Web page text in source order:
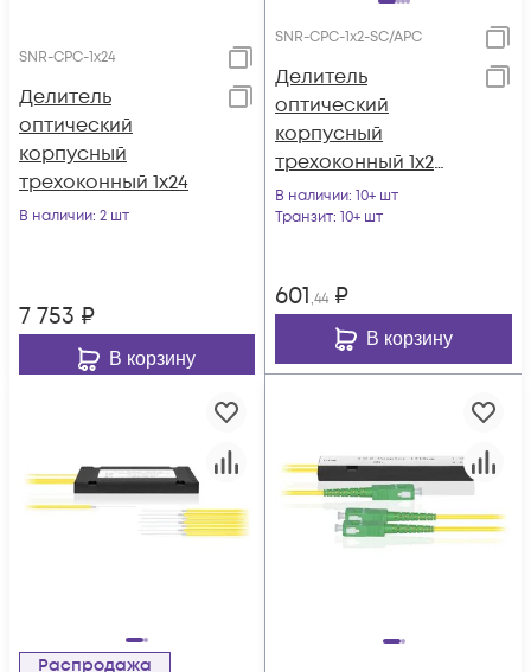
SNR-CPC-1x24
Делитель
оптический
корпусный
трехоконный 1х24
В наличии: 2 шт
7 753 ₽
В корзину
SNR-CPC-1x2-SC/APC
Делитель
оптический
корпусный
трехоконный 1х2
SC/APC
В наличии: 10+ шт
Транзит: 10+ шт
601,44 ₽
В корзину
Распродажа